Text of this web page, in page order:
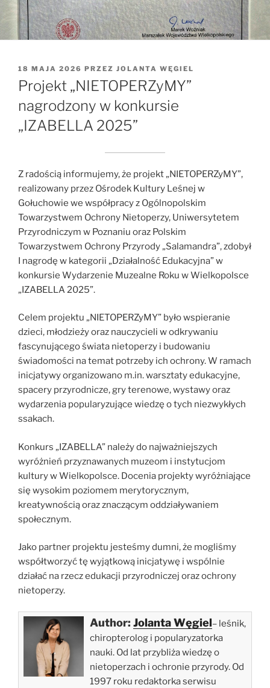
OPUBLIKOWANE
W
18 MAJA 2026 PRZEZ JOLANTA WĘGIEL
Projekt „NIETOPERZyMY”
nagrodzony w konkursie
„IZABELLA 2025”
Z radością informujemy, że projekt „NIETOPERZyMY”,
realizowany przez Ośrodek Kultury Leśnej w
Gołuchowie we współpracy z Ogólnopolskim
Towarzystwem Ochrony Nietoperzy, Uniwersytetem
Przyrodniczym w Poznaniu oraz Polskim
Towarzystwem Ochrony Przyrody „Salamandra”, zdobył
I nagrodę w kategorii „Działalność Edukacyjna” w
konkursie Wydarzenie Muzealne Roku w Wielkopolsce
„IZABELLA 2025”.
Celem projektu „NIETOPERZyMY” było wspieranie
dzieci, młodzieży oraz nauczycieli w odkrywaniu
fascynującego świata nietoperzy i budowaniu
świadomości na temat potrzeby ich ochrony. W ramach
inicjatywy organizowano m.in. warsztaty edukacyjne,
spacery przyrodnicze, gry terenowe, wystawy oraz
wydarzenia popularyzujące wiedzę o tych niezwykłych
ssakach.
Konkurs „IZABELLA” należy do najważniejszych
wyróżnień przyznawanych muzeom i instytucjom
kultury w Wielkopolsce. Docenia projekty wyróżniające
się wysokim poziomem merytorycznym,
kreatywnością oraz znaczącym oddziaływaniem
społecznym.
Jako partner projektu jesteśmy dumni, że mogliśmy
współtworzyć tę wyjątkową inicjatywę i wspólnie
działać na rzecz edukacji przyrodniczej oraz ochrony
nietoperzy.
Author: Jolanta Węgiel– leśnik,
chiropterolog i popularyzatorka
nauki. Od lat przybliża wiedzę o
nietoperzach i ochronie przyrody. Od
1997 roku redaktorka serwisu